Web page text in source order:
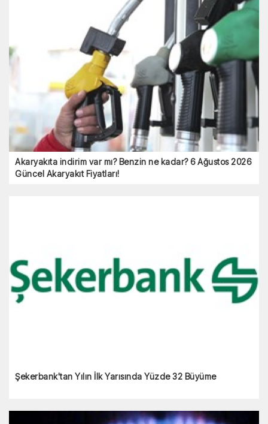
Akaryakıta indirim var mı? Benzin ne kadar? 6 Ağustos 2026
Güncel Akaryakıt Fiyatları!
Şekerbank'tan Yılın İlk Yarısında Yüzde 32 Büyüme